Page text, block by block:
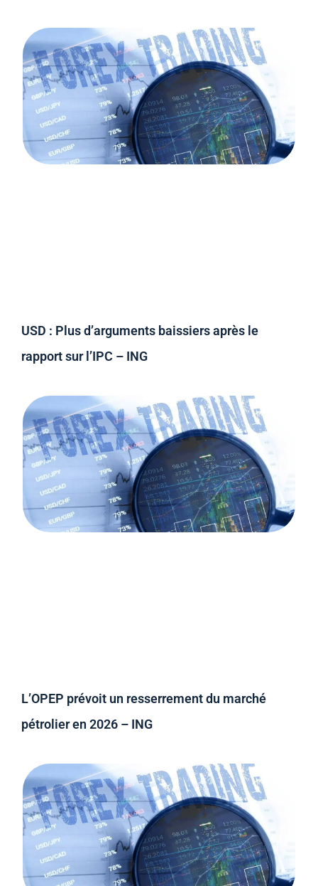
USD : Plus d’arguments baissiers après le
rapport sur l’IPC – ING
L’OPEP prévoit un resserrement du marché
pétrolier en 2026 – ING